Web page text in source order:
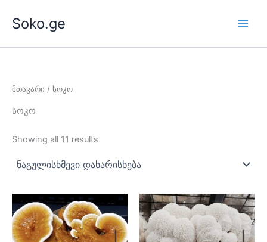
Soko.ge
მთავარი / სოკო
სოკო
Showing all 11 results